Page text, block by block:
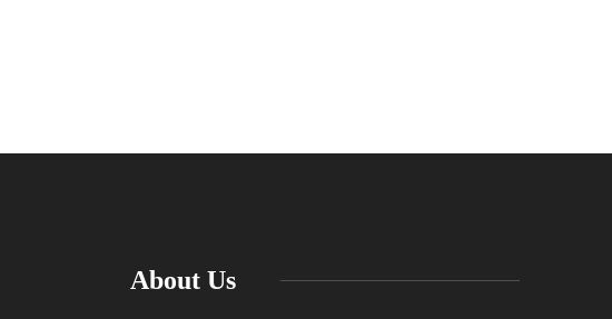
About Us